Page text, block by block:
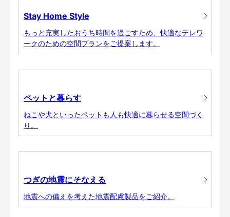
Stay Home Style
もっと充実したおうち時間を過ごすため、快適なテレワ
ークのための空間プランをご提案します。
ペットと暮らす
ねこや犬といったペットも人も快適に暮らせる空間づく
り。
つぎの地震にそなえる
地震への備えを考えた地震配慮製品をご紹介。